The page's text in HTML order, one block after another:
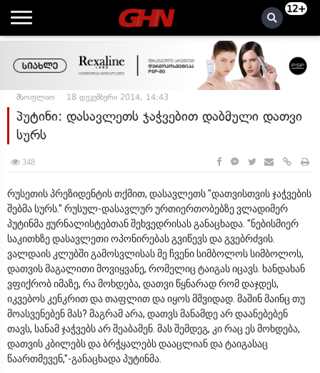
12+
მსოფლიო 18 დეკემბერი 2014, 14:43
პუტინი: დასავლეთს ჯაჭვებით დაბმული დათვი
სურს
348
რუსეთის პრეზიდენტის თქმით, დასავლეთს "დათვისთვის ჯაჭვების
შებმა სურს." რუსულ-დასავლურ ურთიერთობებზე ვლადიმერ
პუტინმა ჟურნალისტებთან შეხვედრისას განაცხადა. "ნებისმიერ
საკითხზე დასავლეთი ოპონირებას გვიწევს და გვებრძვის.
ვალდაის კლუბში გამოსვლისას მე ჩვენი სიმბოლოს სიმბოლოს,
დათვის მაგალითი მოვიყვანე, რომელიც ტაიგას იცავს. ხანდახან
ვფიქრობ იმაზე, რა მოხდება, დათვი წყნარად რომ დაჯდეს,
იკვებოს კენკრით და თაფლით და იყოს მშვიდად. მაშინ მაინც თუ
მოასვენებენ მას? მაგრამ არა, დათვს მანამდე არ დაანებებენ
თავს, სანამ ჯაჭვებს არ შეაბამენ. მას შემდეგ, კი რაც ეს მოხდება,
დათვის კბილებს და ბრჭყალებს დააცლიან და ტაიგასაც
წაართმევენ,"-განაცხადა პუტინმა.